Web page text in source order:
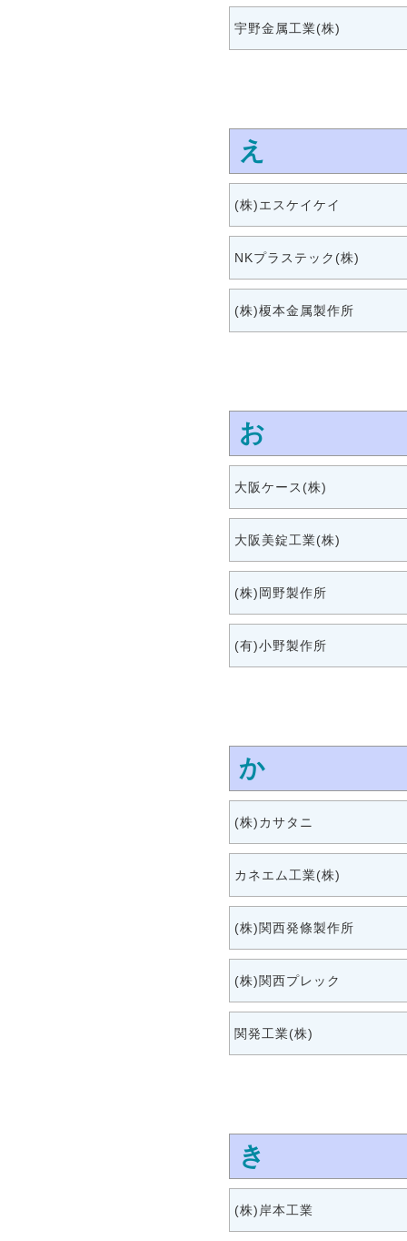
宇野金属工業(株)
え
(株)エスケイケイ
NKプラステック(株)
(株)榎本金属製作所
お
大阪ケース(株)
大阪美錠工業(株)
(株)岡野製作所
(有)小野製作所
か
(株)カサタニ
カネエム工業(株)
(株)関西発條製作所
(株)関西プレック
関発工業(株)
き
(株)岸本工業